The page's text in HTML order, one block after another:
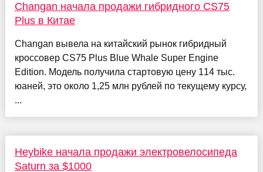
Changan начала продажи гибридного CS75
Plus в Китае
Changan вывела на китайский рынок гибридный
кроссовер CS75 Plus Blue Whale Super Engine
Edition. Модель получила стартовую цену 114 тыс.
юаней, это около 1,25 млн рублей по текущему курсу,
...
Heybike начала продажи электровелосипеда
Saturn за $1000